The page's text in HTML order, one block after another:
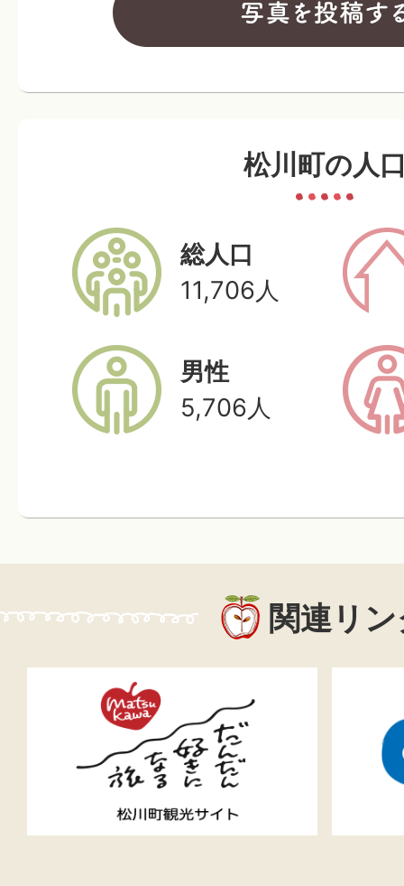
松川町の人
総人口
11,706人
男性
5,706人
関連リ